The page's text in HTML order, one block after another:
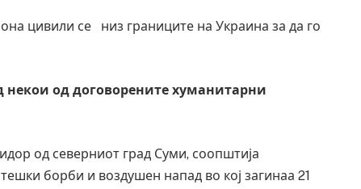
цивили се низ границите на Украина за да го
некои од договорените хуманитарни
од северниот град Суми, соопштија
борби и воздушен напад во кој загинаа 21
Крит, …
главниот српски град – оштетени автомобили и